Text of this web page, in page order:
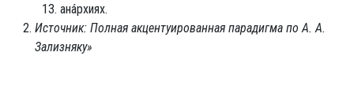
ана́рхиях.
Источник: Полная акцентуированная парадигма по А. А.
Зализняку»